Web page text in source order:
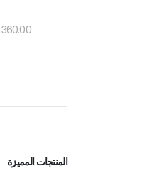
360.00
المنتجات المميزة